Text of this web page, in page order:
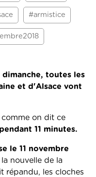
#armistice
toutes les
et d'Alsace vont
comme on dit ce
11 minutes.
le 11 novembre
nouvelle de la
répandu, les cloches